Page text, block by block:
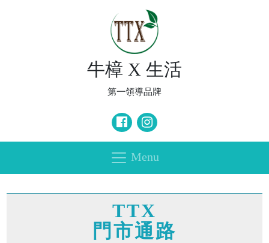
牛樟 X 生活
第一領導品牌
Menu
TTX
門市通路